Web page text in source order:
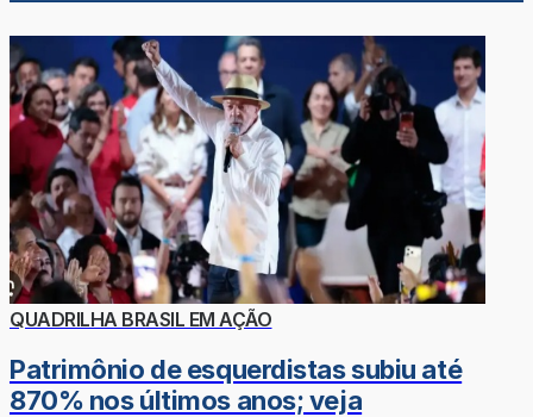
QUADRILHA BRASIL EM AÇÃO
Patrimônio de esquerdistas subiu até
870% nos últimos anos; veja